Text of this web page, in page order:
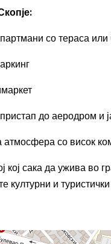
со тераса или
до аеродром и
со висок
кој сака да ужива во
културни и туристички